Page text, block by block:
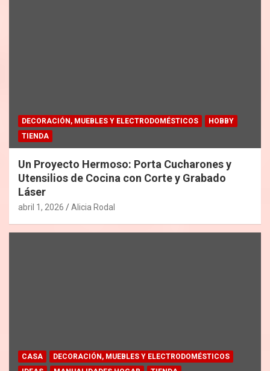
DECORACIÓN, MUEBLES Y ELECTRODOMÉSTICOS
HOBBY
TIENDA
Un Proyecto Hermoso: Porta Cucharones y
Utensilios de Cocina con Corte y Grabado
Láser
abril 1, 2026 Alicia Rodal
CASA
DECORACIÓN, MUEBLES Y ELECTRODOMÉSTICOS